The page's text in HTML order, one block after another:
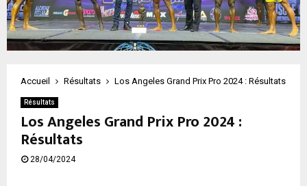
Accueil Résultats Los Angeles Grand Prix Pro 2024 : Résultats
Résultats
Los Angeles Grand Prix Pro 2024 :
Résultats
28/04/2024